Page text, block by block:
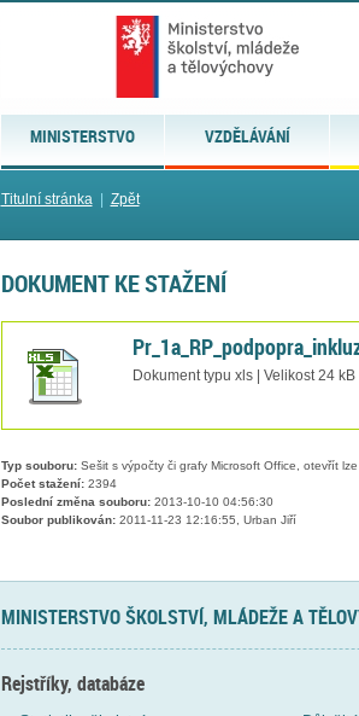
MINISTERSTVO VZDĚLÁVÁNÍ
Titulní stránka| Zpět
DOKUMENT KE STAŽENÍ
Dokument typu xls | Velikost 24 kB
Typ souboru:Sešit s výpočty či grafy Microsoft Office, otevřít
Počet stažení:2394
Poslední změna souboru:2013-10-10 04:56:30
Soubor publikován:2011-11-23 12:16:55, Urban Jiří
MINISTERSTVO ŠKOLSTVÍ, MLÁDEŽE A
Rejstříky, databáze